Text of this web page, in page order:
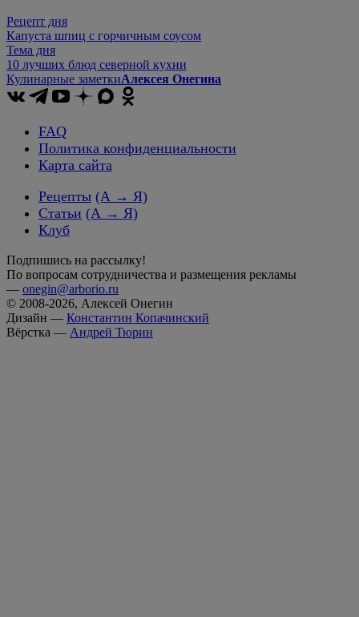
Рецепт дня
Капуста шпиц с горчичным соусом
Тема дня
10 лучших блюд северной кухни
Кулинарные заметкиАлексея Онегина
FAQ
Политика конфиденциальности
Карта сайта
Рецепты (А → Я)
Статьи (А → Я)
Клуб
Подпишись на рассылку!
По вопросам сотрудничества и размещения рекламы
— onegin@arborio.ru
© 2008-2026, Алексей Онегин
Дизайн — Константин Копачинский
Вёрстка — Андрей Тюрин